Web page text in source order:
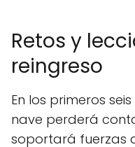
Retos y
reingreso
En los primeros
nave perderá
soportará fuerzas